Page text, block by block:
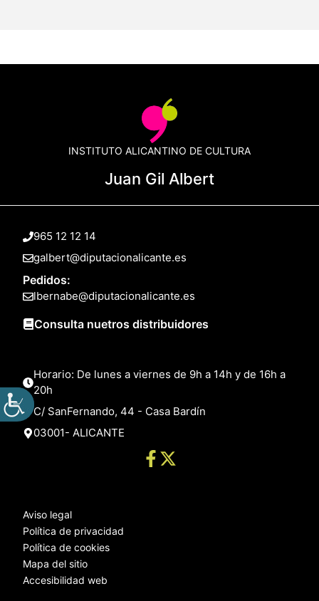
INSTITUTO ALICANTINO DE CULTURA
Juan Gil Albert
965 12 12 14
galbert@diputacionalicante.es
Pedidos:
lbernabe@diputacionalicante.es
Consulta nuetros distribuidores
Horario: De lunes a viernes de 9h a 14h y de 16h a
20h
C/ SanFernando, 44 - Casa Bardín
03001- ALICANTE
Aviso legal
Política de privacidad
Política de cookies
Mapa del sitio
Accesibilidad web